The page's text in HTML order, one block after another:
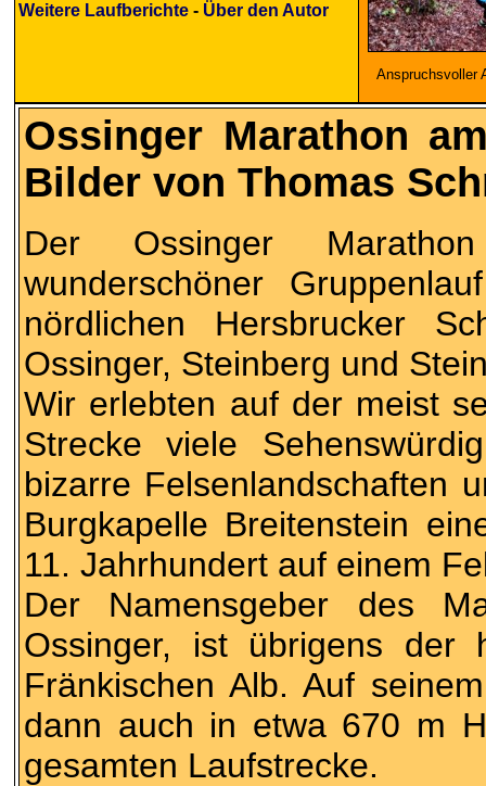
Weitere Laufberichte - Über den Autor
Anspruchsvoller
Ossinger Marathon
Bilder von Thomas
Der Ossinger
wunderschöner
nördlichen Hersbrucker
Ossinger, Steinberg und
Wir erlebten auf der meist
Strecke viele
bizarre Felsenlandschaften
Burgkapelle Breitenstein
11. Jahrhundert auf einem
Der Namensgeber des
Ossinger, ist übrigens der
Fränkischen Alb. Auf
dann auch in etwa 670 m
gesamten Laufstrecke.